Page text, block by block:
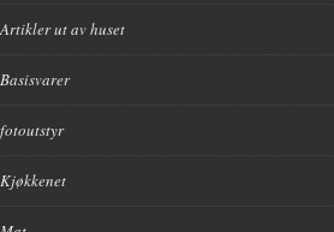
Artikler ut av huset
Basisvarer
fotoutstyr
Kjøkkenet